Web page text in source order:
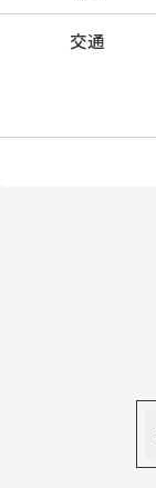
交通